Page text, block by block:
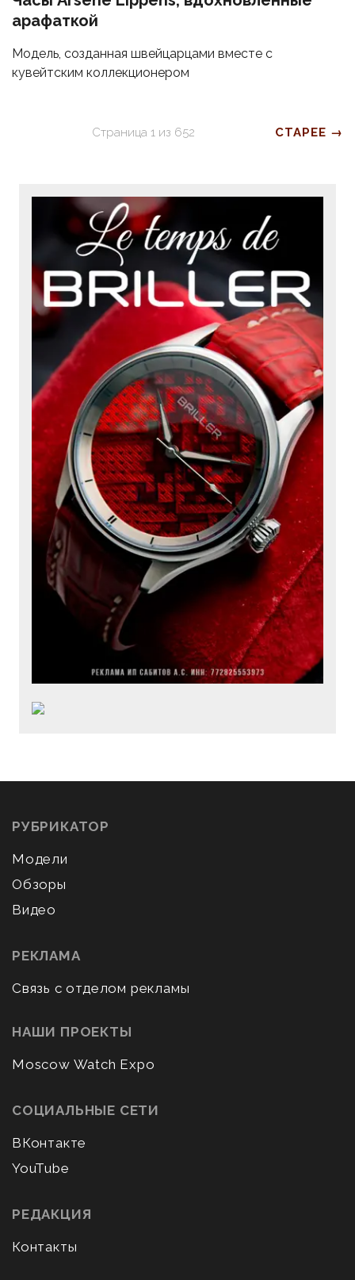
арафаткой
Модель, созданная швейцарцами вместе с
кувейтским коллекционером
Страница 1 из 652 СТАРЕЕ →
РУБРИКАТОР
Модели
Обзоры
Видео
РЕКЛАМА
Связь с отделом рекламы
НАШИ ПРОЕКТЫ
Moscow Watch Expo
СОЦИАЛЬНЫЕ СЕТИ
ВКонтакте
YouTube
РЕДАКЦИЯ
Контакты